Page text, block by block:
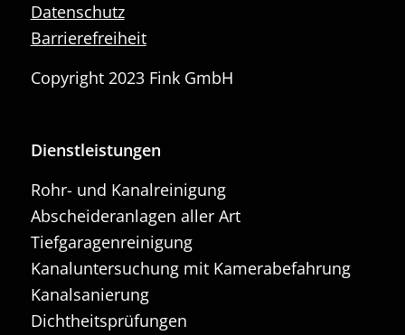
Datenschutz
Barrierefreiheit
Copyright 2023 Fink GmbH
Dienstleistungen
Rohr- und Kanalreinigung
Abscheideranlagen aller Art
Tiefgaragenreinigung
Kanaluntersuchung mit Kamerabefahrung
Kanalsanierung
Dichtheitsprüfungen